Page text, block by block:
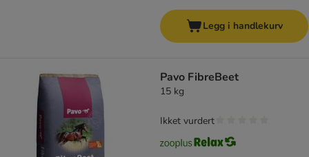
Legg i handlekurv
Pavo FibreBeet
15 kg
Ikket vurdert